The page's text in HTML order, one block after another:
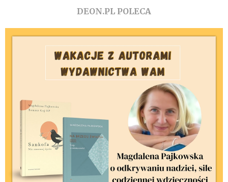
DEON.PL POLECA